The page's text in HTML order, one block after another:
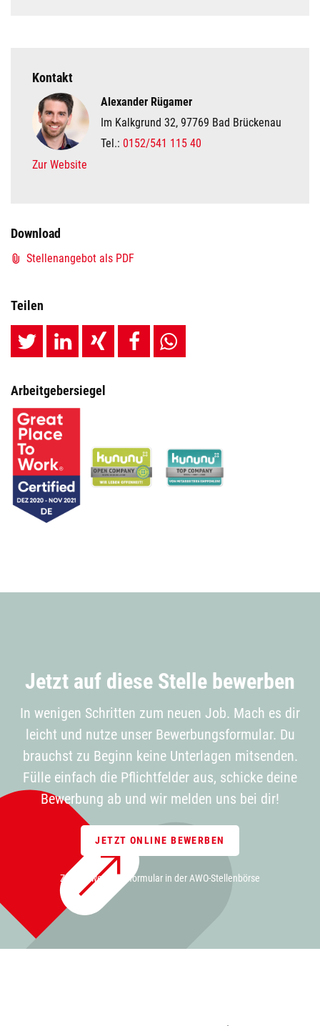
Kontakt
Alexander Rügamer
Im Kalkgrund 32, 97769 Bad Brückenau
Tel.: 0152/541 115 40
Zur Website
Download
Stellenangebot als PDF
Teilen
Arbeitgebersiegel
Jetzt auf diese Stelle bewerben
In wenigen Schritten zum neuen Job. Mach es dir
leicht und nutze unser Bewerbungsformular. Du
brauchst zu Beginn keine Unterlagen mitsenden.
Fülle einfach die Pflichtfelder aus, schicke deine
Bewerbung ab und wir melden uns bei dir!
JETZT ONLINE BEWERBEN
Zum Bewerbungsformular in der AWO-Stellenbörse